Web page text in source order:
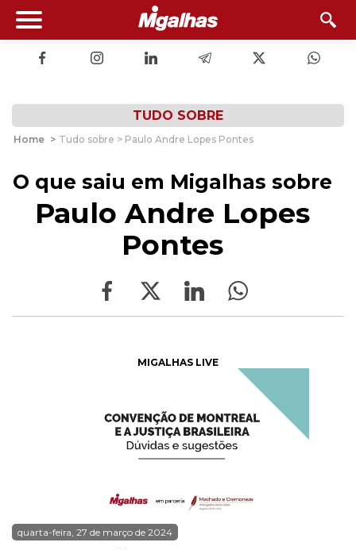
TUDO SOBRE
Home > Tudo sobre > Paulo Andre Lopes Pontes
O que saiu em Migalhas sobre
Paulo Andre Lopes
Pontes
MIGALHAS LIVE
quarta-feira, 27 de março de 2024